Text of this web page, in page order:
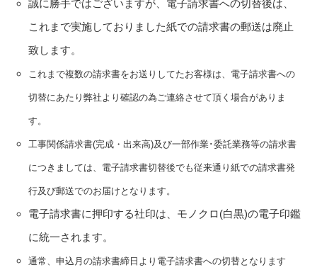
誠に勝手ではございますが、電子請求書への切替後は、
これまで実施しておりました紙での請求書の郵送は廃止
致します。
これまで複数の請求書をお送りしてたお客様は、電子請求書への
切替にあたり弊社より確認の為ご連絡させて頂く場合がありま
す。
工事関係請求書(完成・出来高)及び一部作業･委託業務等の請求書
につきましては、電子請求書切替後でも従来通り紙での請求書発
行及び郵送でのお届けとなります。
電子請求書に押印する社印は、モノクロ(白黒)の電子印鑑
に統一されます。
通常、申込月の請求書締日より電子請求書への切替となります